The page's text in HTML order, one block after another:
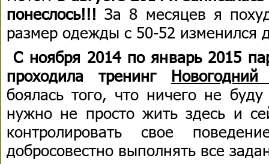
понеслось!!! За 8 месяцев я
размер одежды с 50-52 изменился
С ноября 2014 по январь 2015
проходила тренинг Новогодний
боялась того, что ничего не
нужно не просто жить здесь и
контролировать свое
добросовестно выполнять все